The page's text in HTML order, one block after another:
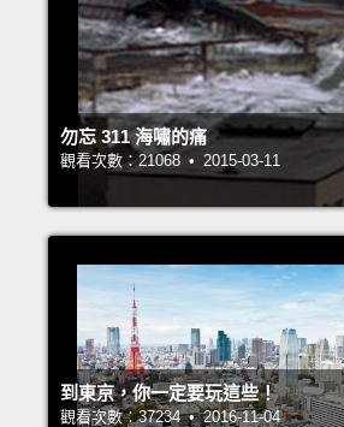
勿忘 311 海嘯的痛
觀看次數：21068 • 2015-03-11
到東京，你一定要玩這些！
觀看次數：37234 • 2016-11-04